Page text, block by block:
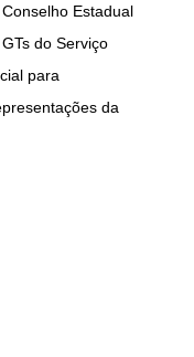
Estadual
do Serviço
para
da